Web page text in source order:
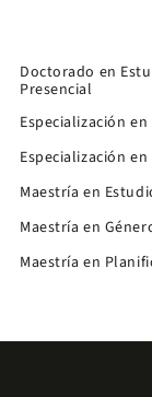
Doctorado en
Presencial
Especialización
Especialización
Maestría en
Maestría en
Maestría en